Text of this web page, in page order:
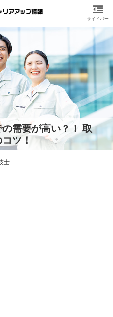
需要が高い？！ 取
ツ！
士